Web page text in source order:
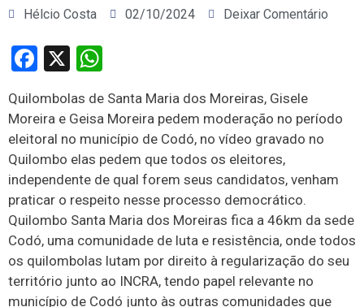
Hélcio Costa 02/10/2024 Deixar Comentário
Facebook
X
Quilombolas de Santa Maria dos Moreiras, Gisele
Moreira e Geisa Moreira pedem moderação no período
eleitoral no município de Codó, no vídeo gravado no
Quilombo elas pedem que todos os eleitores,
independente de qual forem seus candidatos, venham
praticar o respeito nesse processo democrático.
Quilombo Santa Maria dos Moreiras fica a 46km da sede
Codó, uma comunidade de luta e resistência, onde todos
os quilombolas lutam por direito à regularização do seu
território junto ao INCRA, tendo papel relevante no
município de Codó junto às outras comunidades que